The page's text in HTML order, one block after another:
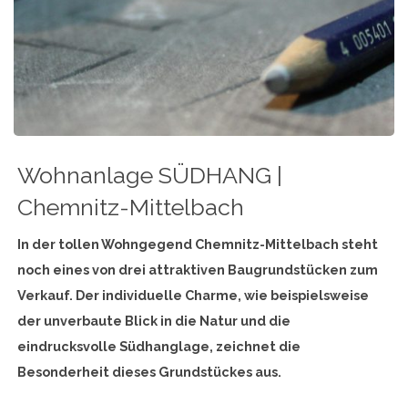
Wohnanlage SÜDHANG |
Chemnitz-Mittelbach
In der tollen Wohngegend Chemnitz-Mittelbach steht
noch eines von drei attraktiven Baugrundstücken zum
Verkauf. Der individuelle Charme, wie beispielsweise
der unverbaute Blick in die Natur und die
eindrucksvolle Südhanglage, zeichnet die
Besonderheit dieses Grundstückes aus.